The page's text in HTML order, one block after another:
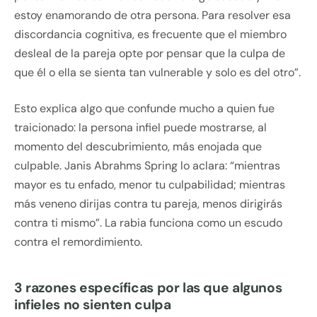
estoy enamorando de otra persona. Para resolver esa
discordancia cognitiva, es frecuente que el miembro
desleal de la pareja opte por pensar que la culpa de
que él o ella se sienta tan vulnerable y solo es del otro”.
Esto explica algo que confunde mucho a quien fue
traicionado: la persona infiel puede mostrarse, al
momento del descubrimiento, más enojada que
culpable. Janis Abrahms Spring lo aclara: “mientras
mayor es tu enfado, menor tu culpabilidad; mientras
más veneno dirijas contra tu pareja, menos dirigirás
contra ti mismo”. La rabia funciona como un escudo
contra el remordimiento.
3 razones específicas por las que algunos
infieles no sienten culpa